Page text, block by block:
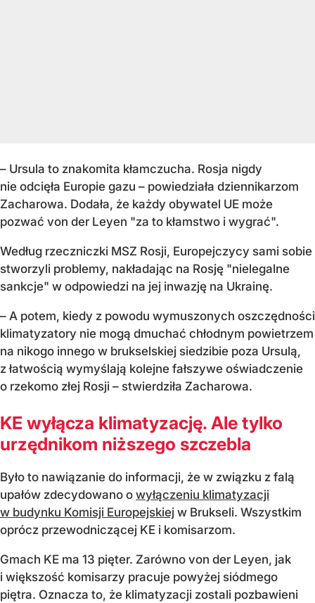
– Ursula to znakomita kłamczucha. Rosja nigdy
nie odcięła Europie gazu – powiedziała dziennikarzom
Zacharowa. Dodała, że każdy obywatel UE może
pozwać von der Leyen "za to kłamstwo i wygrać".
Według rzeczniczki MSZ Rosji, Europejczycy sami sobie
stworzyli problemy, nakładając na Rosję "nielegalne
sankcje" w odpowiedzi na jej inwazję na Ukrainę.
– A potem, kiedy z powodu wymuszonych oszczędności
klimatyzatory nie mogą dmuchać chłodnym powietrzem
na nikogo innego w brukselskiej siedzibie poza Ursulą,
z łatwością wymyślają kolejne fałszywe oświadczenie
o rzekomo złej Rosji – stwierdziła Zacharowa.
KE wyłącza klimatyzację. Ale tylko
urzędnikom niższego szczebla
Było to nawiązanie do informacji, że w związku z falą
upałów zdecydowano o wyłączeniu klimatyzacji
w budynku Komisji Europejskiej w Brukseli. Wszystkim
oprócz przewodniczącej KE i komisarzom.
Gmach KE ma 13 pięter. Zarówno von der Leyen, jak
i większość komisarzy pracuje powyżej siódmego
piętra. Oznacza to, że klimatyzacji zostali pozbawieni